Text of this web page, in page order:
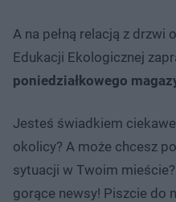
A na pełną relacją z drzwi
Edukacji Ekologicznej
poniedziałkowego
Jesteś świadkiem
okolicy? A może chcesz
sytuacji w Twoim
gorące newsy! Piszcie do